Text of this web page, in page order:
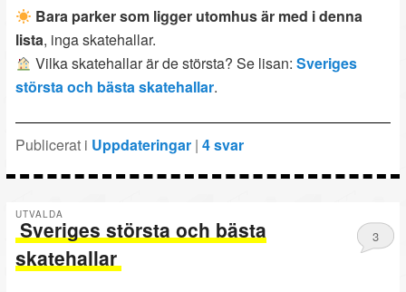
Bara parker som ligger utomhus är med i denna
lista, inga skatehallar.
Vilka skatehallar är de största? Se lisan:Sveriges
största och bästa skatehallar.
Publicerat i Uppdateringar |4svar
Sveriges största och bästa
skatehallar
UTVALDA
3